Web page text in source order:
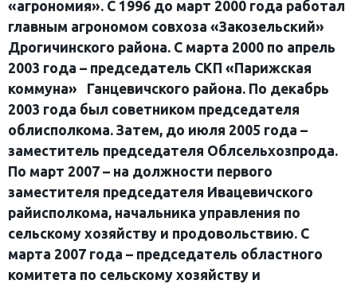
«агрономия». С 1996 до март 2000 года работал
главным агрономом совхоза «Закозельский»
Дрогичинского района. С марта 2000 по апрель
2003 года – председатель СКП «Парижская
коммуна» Ганцевичского района. По декабрь
2003 года был советником председателя
облисполкома. Затем, до июля 2005 года –
заместитель председателя Облсельхозпрода.
По март 2007 – на должности первого
заместителя председателя Ивацевичского
райисполкома, начальника управления по
сельскому хозяйству и продовольствию. С
марта 2007 года – председатель областного
комитета по сельскому хозяйству и